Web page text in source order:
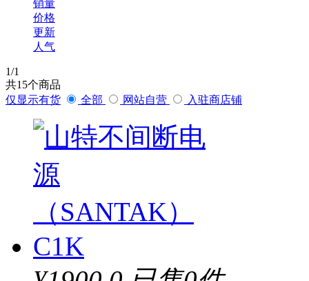
销量
价格
更新
人气
1/1
共15个商品
仅显示有货
全部 网站自营 入驻商店铺